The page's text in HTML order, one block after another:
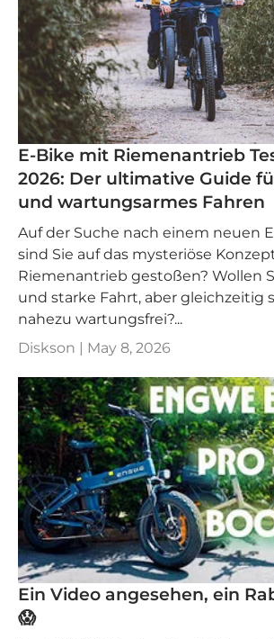
E-Bike mit Riemenantrieb
2026: Der ultimative Guide
und wartungsarmes Fahren
Auf der Suche nach einem neuen
sind Sie auf das mysteriöse
Riemenantrieb gestoßen? Wollen
und starke Fahrt, aber gleichzeitig
nahezu wartungsfrei?...
Diskson |
May 8, 2026
Ein Video angesehen, ein
😱